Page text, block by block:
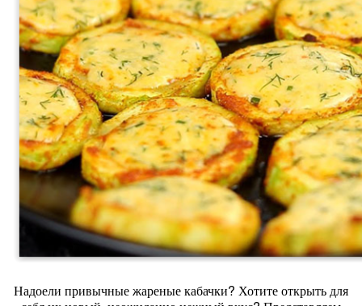
Надоели привычные жареные кабачки? Хотите открыть для